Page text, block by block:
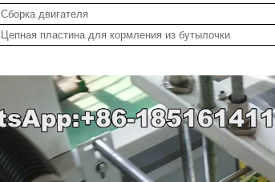
Сборка двигателя
Цепная пластина для кормления из бутылочки